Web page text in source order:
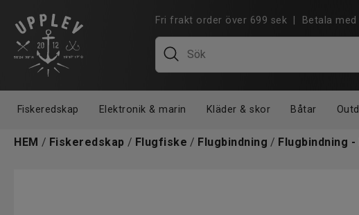
Fri frakt order över 699 sek | Betala med
Fiskeredskap Elektronik & marin Kläder & skor Båtar
HEM / Fiskeredskap / Flugfiske / Flugbindning / Flugbindning -